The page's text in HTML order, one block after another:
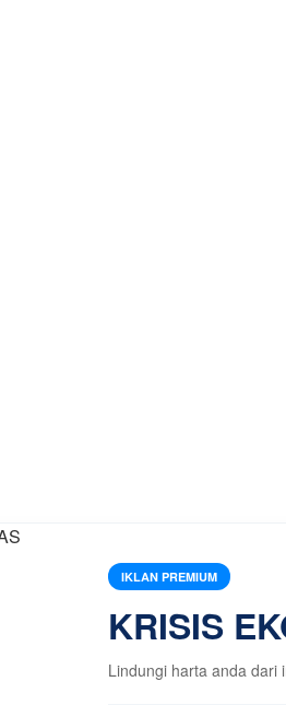
IKLAN PREMIUM
KRISIS
Lindungi harta anda dari